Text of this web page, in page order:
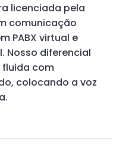
licenciada pela
comunicação
PABX virtual e
Nosso diferencial
com
colocando a voz